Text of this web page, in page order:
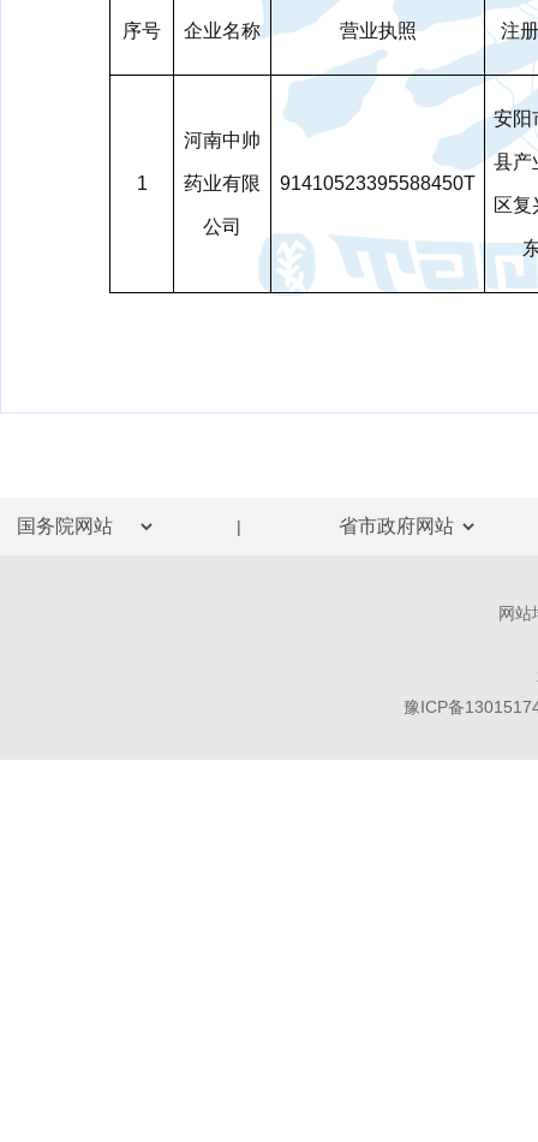
序号 企业名称 营业执照 注
1
河南中帅
药业有限
公司
91410523395588450T
安阳
县产
区复
|
网站
豫ICP备